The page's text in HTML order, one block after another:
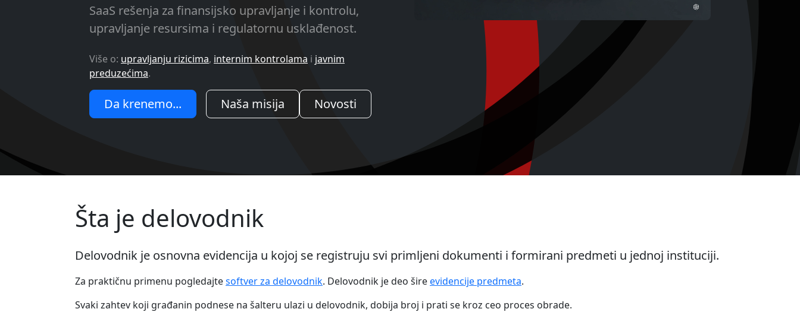
SaaS rešenja za finansijsko upravljanje i kontrolu,
upravljanje resursima i regulatornu usklađenost.
Više o: upravljanju rizicima, internim kontrolama i javnim
preduzećima.
Da krenemo... Naša misija Novosti
Šta je delovodnik
Delovodnik je osnovna evidencija u kojoj se registruju svi primljeni dokumenti i formirani predmeti u jednoj instituciji.
Za praktičnu primenu pogledajtesoftver za delovodnik. Delovodnik je deo šireevidencije predmeta.
Svaki zahtev koji građanin podnese na šalteru ulazi u delovodnik, dobija broj i prati se kroz ceo proces obrade.